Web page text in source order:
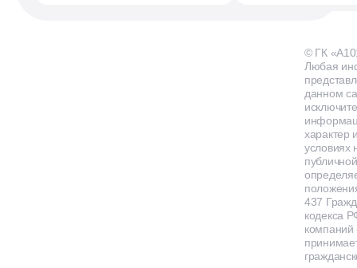
© ГК
Любая
данном
характер
условиях
437
кодекса